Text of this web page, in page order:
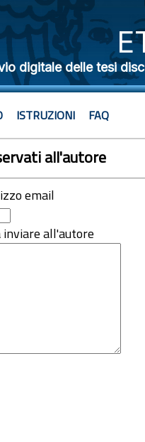
digitale delle tesi
ISTRUZIONI FAQ
all'autore
email
inviare all'autore